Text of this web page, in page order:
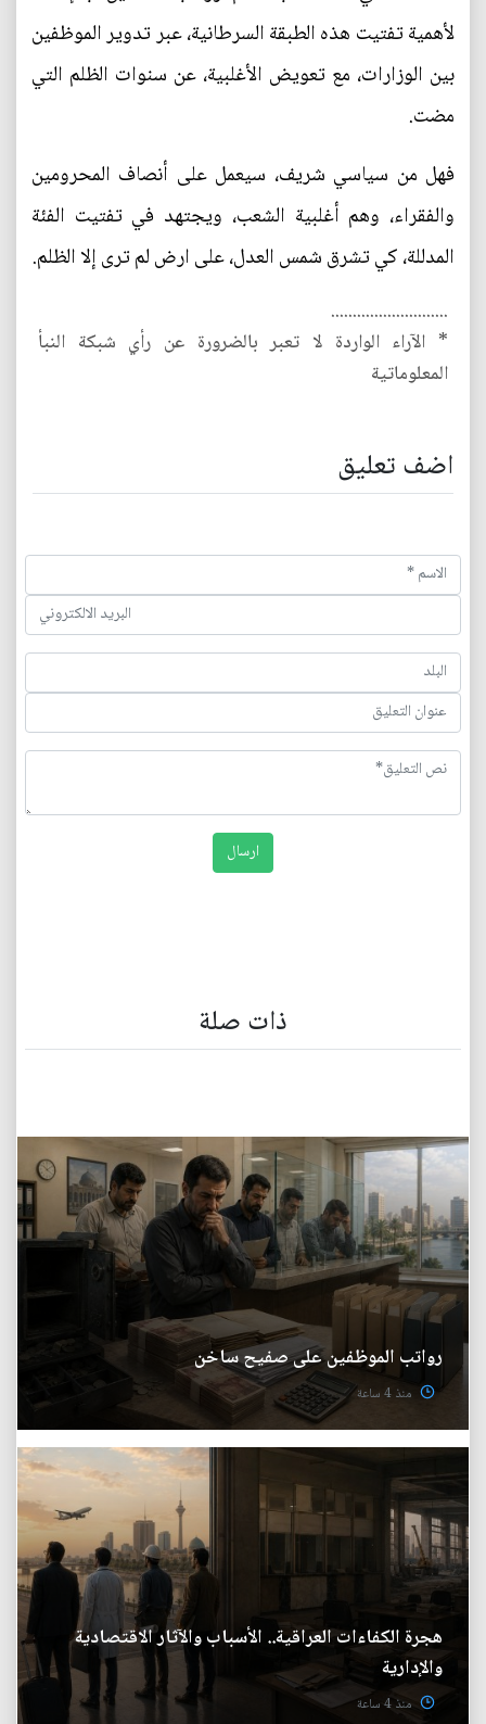
لأهمية تفتيت هذه الطبقة السرطانية، عبر تدوير الموظفين
بين الوزارات، مع تعويض الأغلبية، عن سنوات الظلم التي
مضت.
فهل من سياسي شريف، سيعمل على أنصاف المحرومين
والفقراء، وهم أغلبية الشعب، ويجتهد في تفتيت الفئة
المدللة، كي تشرق شمس العدل، على ارض لم ترى إلا الظلم.
...........................
* الآراء الواردة لا تعبر بالضرورة عن رأي شبكة النبأ
المعلوماتية
اضف تعليق
ذات صلة
رواتب الموظفين على صفيح ساخن
منذ 4 ساعة
هجرة الكفاءات العراقية.. الأسباب والآثار الاقتصادية
والإدارية
منذ 4 ساعة